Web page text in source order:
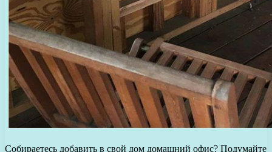
Собираетесь добавить в свой дом домашний офис? Подумайте